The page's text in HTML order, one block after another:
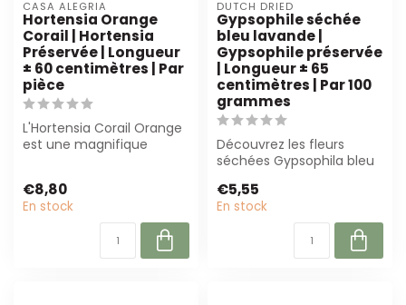
CASA ALEGRIA
Hortensia Orange
Corail | Hortensia
Préservée | Longueur
± 60 centimètres | Par
pièce
L'Hortensia Corail Orange
est une magnifique
€8,80
En stock
DUTCH DRIED
Gypsophile séchée
bleu lavande |
Gypsophile préservée
| Longueur ± 65
centimètres | Par 100
grammes
Découvrez les fleurs
séchées Gypsophila bleu
Parfaites p...
€5,55
En stock